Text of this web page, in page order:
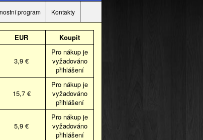
program Kontakty
EUR Koupit
3,9 €
Pro nákup je
vyžadováno
přihlášení
15,7 €
Pro nákup je
vyžadováno
přihlášení
5,9 €
Pro nákup je
vyžadováno
přihlášení